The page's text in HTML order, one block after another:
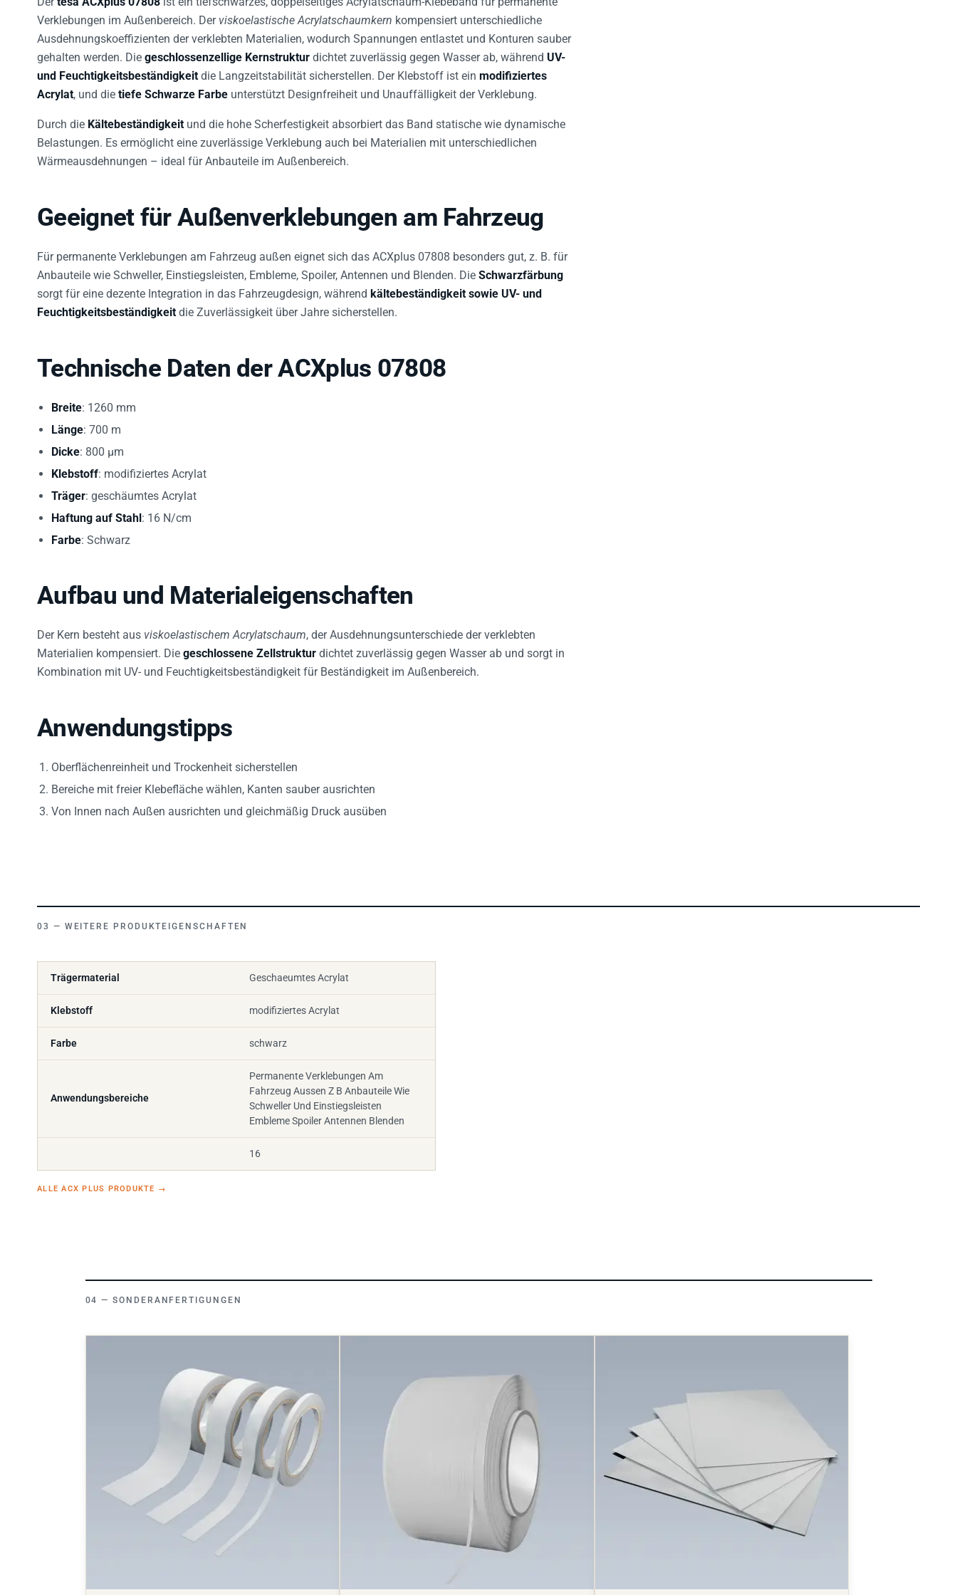
Verklebungen im Außenbereich. Der viskoelastische Acrylatschaumkern kompensiert unterschiedliche
Ausdehnungskoeffizienten der verklebten Materialien, wodurch Spannungen entlastet und Konturen sauber
gehalten werden. Die geschlossenzellige Kernstruktur dichtet zuverlässig gegen Wasser ab, während UV-
und Feuchtigkeitsbeständigkeit die Langzeitstabilität sicherstellen. Der Klebstoff ist ein modifiziertes
Acrylat , und die tiefe Schwarze Farbe unterstützt Designfreiheit und Unauffälligkeit der Verklebung.
Durch die Kältebeständigkeit und die hohe Scherfestigkeit absorbiert das Band statische wie dynamische
Belastungen. Es ermöglicht eine zuverlässige Verklebung auch bei Materialien mit unterschiedlichen
Wärmeausdehnungen – ideal für Anbauteile im Außenbereich.
Geeignet für Außenverklebungen am Fahrzeug
Für permanente Verklebungen am Fahrzeug außen eignet sich das ACXplus 07808 besonders gut, z. B. für
Anbauteile wie Schweller, Einstiegsleisten, Embleme, Spoiler, Antennen und Blenden. Die Schwarzfärbung
sorgt für eine dezente Integration in das Fahrzeugdesign, während kältebeständigkeit sowie UV- und
Feuchtigkeitsbeständigkeit die Zuverlässigkeit über Jahre sicherstellen.
Technische Daten der ACXplus 07808
Breite: 1260 mm
Länge: 700 m
Dicke: 800 µm
Klebstoff: modifiziertes Acrylat
Träger: geschäumtes Acrylat
Haftung auf Stahl: 16 N/cm
Farbe: Schwarz
Aufbau und Materialeigenschaften
Der Kern besteht aus viskoelastischem Acrylatschaum , der Ausdehnungsunterschiede der verklebten
Materialien kompensiert. Die geschlossene Zellstruktur dichtet zuverlässig gegen Wasser ab und sorgt in
Kombination mit UV- und Feuchtigkeitsbeständigkeit für Beständigkeit im Außenbereich.
Anwendungstipps
Oberflächenreinheit und Trockenheit sicherstellen
Bereiche mit freier Klebefläche wählen, Kanten sauber ausrichten
Von Innen nach Außen ausrichten und gleichmäßig Druck ausüben
WEITERE PRODUKTEIGENSCHAFTEN
Trägermaterial Geschaeumtes Acrylat
Klebstoff modifiziertes Acrylat
Farbe schwarz
Anwendungsbereiche
Permanente Verklebungen Am
Fahrzeug Aussen Z B Anbauteile Wie
Schweller Und Einstiegsleisten
Embleme Spoiler Antennen Blenden
16
ALLE ACX PLUS PRODUKTE
SONDERANFERTIGUNGEN